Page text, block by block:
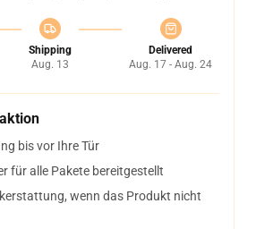
Shipping
Aug. 13
Delivered
Aug. 17 - Aug. 24
bis vor Ihre Tür
für alle Pakete bereitgestellt
wenn das Produkt nicht